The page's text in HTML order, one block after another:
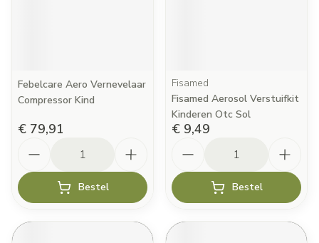
Febelcare Aero Vernevelaar
Compressor Kind
€ 79,91
Bestel
Fisamed
Fisamed Aerosol Verstuifkit
Kinderen Otc Sol
€ 9,49
Bestel